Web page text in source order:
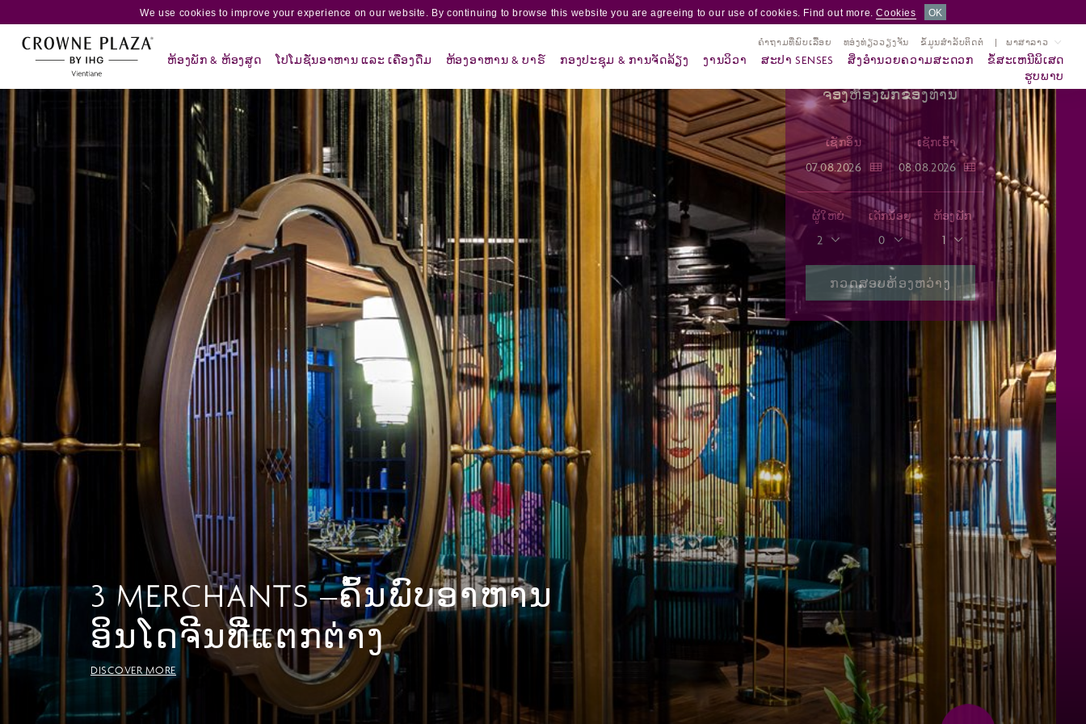
3 MERCHANTS –ຄົ້ນພົບອາຫານ
ອິນໂດຈີນທີ່ແຕກຕ່າງ
DISCOVER MORE
ຫ້ອງອາຫານ MOSAIC – ຫ້ອງ
ອາຫານແບບຕະຫຼາດສົດ
DISCOVER MORE
We use cookies to improve your experience on our website. By continuing to browse this website you are agreeing to our use of cookies. Find out more.Cookies OK
ຫ້ອງພັກ & ຫ້ອງສູດ ໂປໂມຊັ່ນອາຫານ ແລະ ເຄື່ອງດື່ມ ຫ້ອງອາຫານ & ບາຣ໌ ກອງປະຊຸມ & ການຈັດລ້ຽງ ງານວິວາ ສະປາ SENSES ສິ່ງອຳນວຍຄວາມສະດວກ
ຂໍ້ສະເຫນີພິເສດ
ຮູບພາບ
ຄຳຖາມທີ່ພົບເລື້ອຍ ທອ່ງທ່ຽວວຽງຈັນ ຂໍ້ມູນສຳລັບຕິດຕໍ່ ພາສາລາວ
ຈອງຫ້ອງພັກຂອງທ່ານ
ເຊັກອິນ ເຊັກເອົ້າ
ຜູ້ໃຫຍ່ ເດັກນ້ອຍ ຫ້ອງພັກ
ກວດສອບຫ້ອງຫວ່າງ